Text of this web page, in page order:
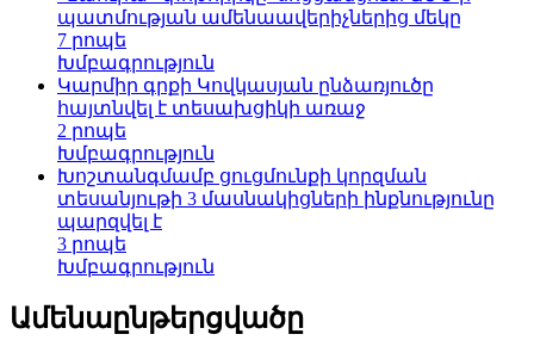
պատմության ամենաավերիչներից մեկը
7 րոպե
Խմբագրություն
Կարմիր գրքի Կովկասյան ընձառյուծը
հայտնվել է տեսախցիկի առաջ
2 րոպե
Խմբագրություն
Խոշտանգմամբ ցուցմունքի կորզման
տեսանյութի 3 մասնակիցների ինքնությունը
պարզվել է
3 րոպե
Խմբագրություն
Ամենաընթերցվածը